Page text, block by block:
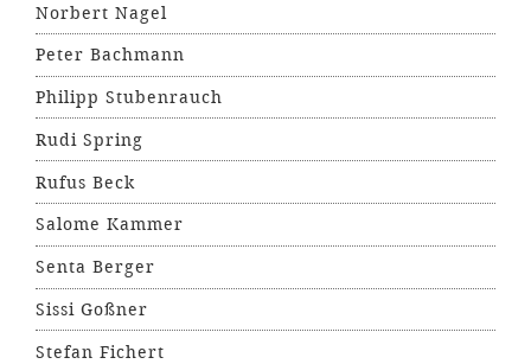
Norbert Nagel
Peter Bachmann
Philipp Stubenrauch
Rudi Spring
Rufus Beck
Salome Kammer
Senta Berger
Sissi Goßner
Stefan Fichert